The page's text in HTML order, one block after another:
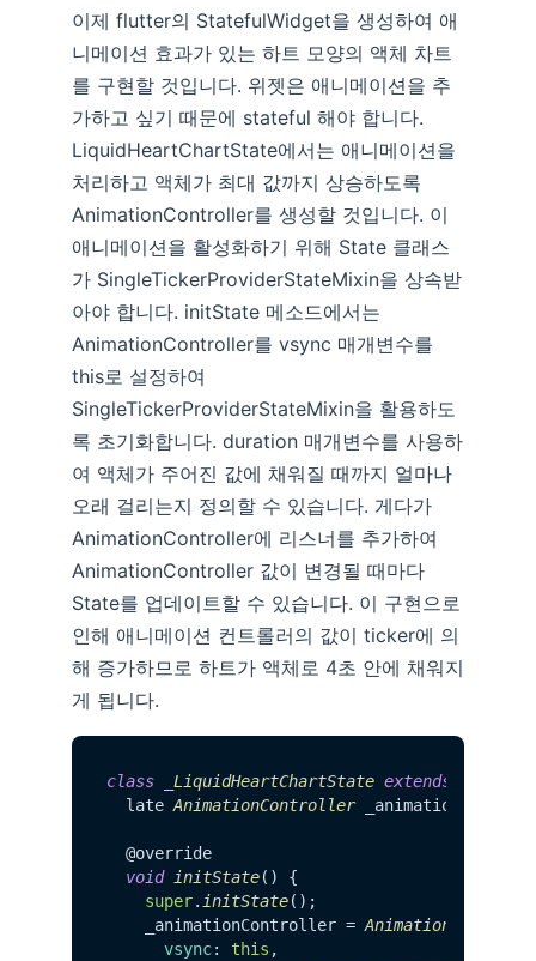
이제 flutter의 StatefulWidget을 생성하여 애
니메이션 효과가 있는 하트 모양의 액체 차트
를 구현할 것입니다. 위젯은 애니메이션을 추
가하고 싶기 때문에 stateful 해야 합니다.
LiquidHeartChartState에서는 애니메이션을
처리하고 액체가 최대 값까지 상승하도록
AnimationController를 생성할 것입니다. 이
애니메이션을 활성화하기 위해 State 클래스
가 SingleTickerProviderStateMixin을 상속받
아야 합니다. initState 메소드에서는
AnimationController를 vsync 매개변수를
this로 설정하여
SingleTickerProviderStateMixin을 활용하도
록 초기화합니다. duration 매개변수를 사용하
여 액체가 주어진 값에 채워질 때까지 얼마나
오래 걸리는지 정의할 수 있습니다. 게다가
AnimationController에 리스너를 추가하여
AnimationController 값이 변경될 때마다
State를 업데이트할 수 있습니다. 이 구현으로
인해 애니메이션 컨트롤러의 값이 ticker에 의
해 증가하므로 하트가 액체로 4초 안에 채워지
게 됩니다.
class _LiquidHeartChartState extends
  late
AnimationController
  @override
void initState( ) {
super.initState();
    _animationController =
vsync: this ,